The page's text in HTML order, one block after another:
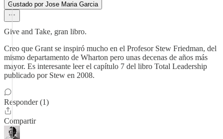
Gustado por Jose Maria Garcia
Give and Take, gran libro.
Creo que Grant se inspiró mucho en el Profesor Stew Friedman, del
mismo departamento de Wharton pero unas decenas de años más
mayor. Es interesante leer el capítulo 7 del libro Total Leadership
publicado por Stew en 2008.
Responder (1)
Compartir